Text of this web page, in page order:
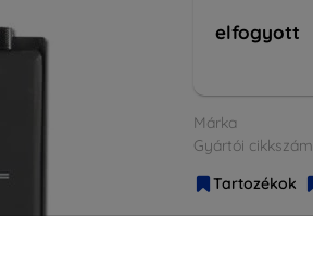
elfogyott
Márka
Gyártói cikkszám
Tartozékok